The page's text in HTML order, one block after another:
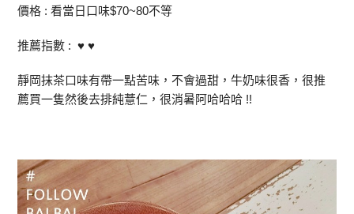
價格 : 看當日口味$70~80不等
推薦指數 : ♥ ♥
靜岡抹茶口味有帶一點苦味，不會過甜，牛奶味很香，很推
薦買一隻然後去排純薏仁，很消暑阿哈哈哈 !!